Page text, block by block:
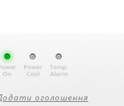
оголошення